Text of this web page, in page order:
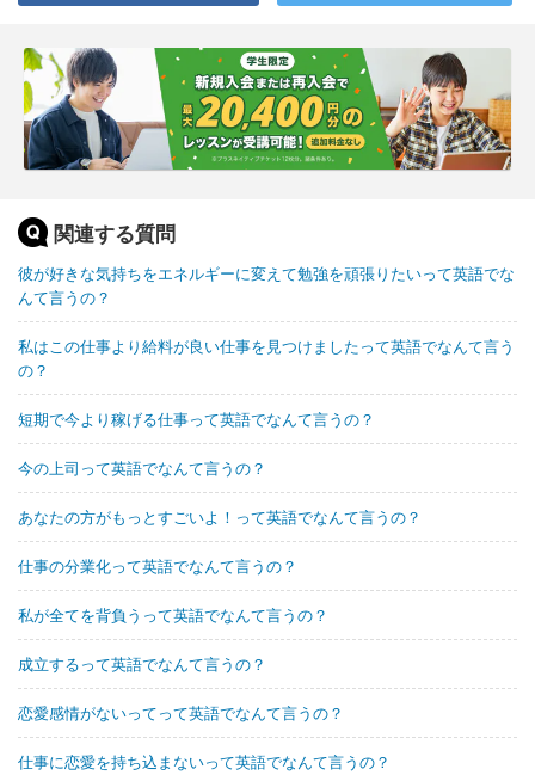
関連する質問
彼が好きな気持ちをエネルギーに変えて勉強を頑張りたいって英語でな
んて言うの？
私はこの仕事より給料が良い仕事を見つけましたって英語でなんて言う
の？
短期で今より稼げる仕事って英語でなんて言うの？
今の上司って英語でなんて言うの？
あなたの方がもっとすごいよ！って英語でなんて言うの？
仕事の分業化って英語でなんて言うの？
私が全てを背負うって英語でなんて言うの？
成立するって英語でなんて言うの？
恋愛感情がないってって英語でなんて言うの？
仕事に恋愛を持ち込まないって英語でなんて言うの？